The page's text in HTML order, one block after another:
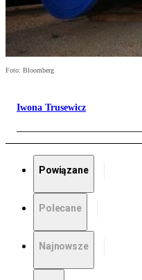
Foto: Bloomberg
Iwona Trusewicz
Powiązane
Polecane
Najnowsze